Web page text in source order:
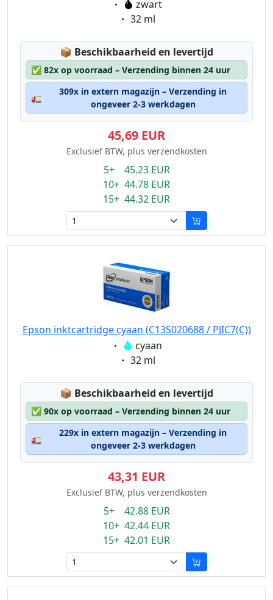
Eigenschaft:
zwart
Eigenschaft:
32 ml
📦 Lagerstatus:
Beschikbaarheid en levertijd
✅ 82x op voorraad – Verzending binnen 24 uur
🚛
309x in extern magazijn – Verzending in
ongeveer 2-3 werkdagen
45,69 EUR
Exclusief BTW, plus verzendkosten
5+ 45.23 EUR
10+ 44.78 EUR
15+ 44.32 EUR
Epson inktcartridge cyaan (C13S020688 / PJIC7(C))
Eigenschaft:
cyaan
Eigenschaft:
32 ml
📦 Lagerstatus:
Beschikbaarheid en levertijd
✅ 90x op voorraad – Verzending binnen 24 uur
🚛
229x in extern magazijn – Verzending in
ongeveer 2-3 werkdagen
43,31 EUR
Exclusief BTW, plus verzendkosten
5+ 42.88 EUR
10+ 42.44 EUR
15+ 42.01 EUR